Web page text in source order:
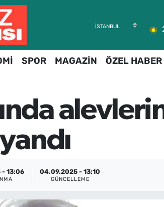
SPOR MAGAZİN ÖZEL HABER
13:06 04.09.2025 - 13:10
GÜNCELLEME